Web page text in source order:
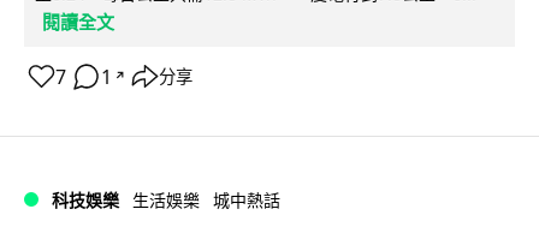
閱讀全文
7 1 ↗ 分享
科技娛樂 生活娛樂 城中熱話